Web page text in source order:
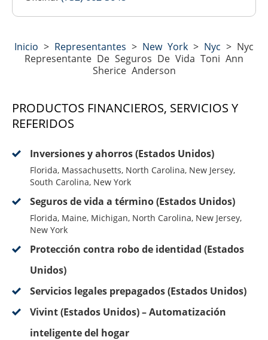
Inicio > Representantes > New York > Nyc > Nyc
Representante De Seguros De Vida Toni Ann
Sherice Anderson
PRODUCTOS FINANCIEROS, SERVICIOS Y
REFERIDOS
Inversiones y ahorros (Estados Unidos)
Florida, Massachusetts, North Carolina, New Jersey,
South Carolina, New York
Seguros de vida a término (Estados Unidos)
Florida, Maine, Michigan, North Carolina, New Jersey,
New York
Protección contra robo de identidad (Estados
Unidos)
Servicios legales prepagados (Estados Unidos)
Vivint (Estados Unidos) – Automatización
inteligente del hogar